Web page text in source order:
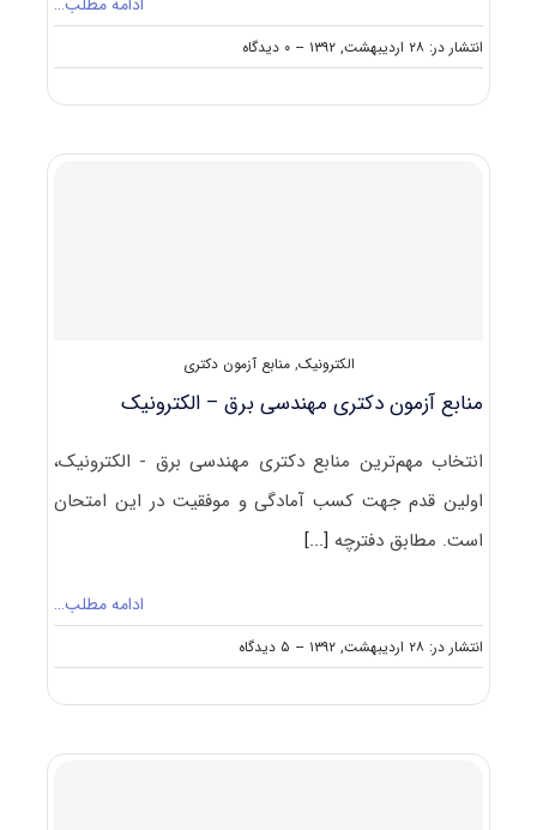
انتشار در: ۲۸ اردیبهشت, ۱۳۹۲ -- ۰ دیدگاه
on
منابع
برق
الکترونیک,منابع آزمون دکتری
منابع آزمون دکتری مهندسی برق – الکترونیک
انتخاب مهم‌ترین منابع دکتری مهندسی برق - الکترونیک،
اولین قدم جهت کسب آمادگی و موفقیت در این امتحان
است. مطابق دفترچه [...]
ادامه مطلب…
انتشار در: ۲۸ اردیبهشت, ۱۳۹۲ -- ۵ دیدگاه
on
منابع
برق